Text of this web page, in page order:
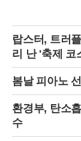
랍스터, 트러
리 난 '축제 코
봄날 피아노
환경부, 탄소
수